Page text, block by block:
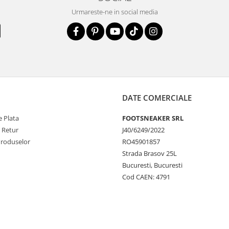
Urmareste-ne in social media
Plata
Retur
DATE COMERCIALE
FOOTSNEAKER SRL
J40/6249/2022
RO45901857
Strada Brasov 25L
Bucuresti, Bucuresti
Cod CAEN: 4791